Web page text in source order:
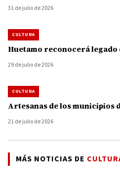
31 de julio de 2026
CULTURA
Huetamo reconocerá legado
29 de julio de 2026
CULTURA
Artesanas de los municipios
21 de julio de 2026
MÁS NOTICIAS DE